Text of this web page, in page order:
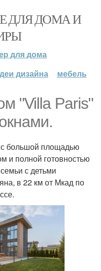
ДЛЯ ДОМА И
для дома
дизайна мебель
"Villa Paris"
большой площадью
и полной готовностью
с детьми
в 22 км от Мкад по